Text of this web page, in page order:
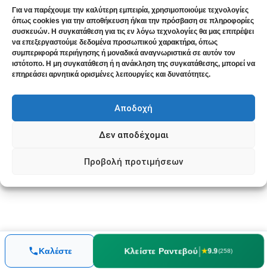
Για να παρέχουμε την καλύτερη εμπειρία, χρησιμοποιούμε τεχνολογίες
όπως cookies για την αποθήκευση ή/και την πρόσβαση σε πληροφορίες
συσκευών. Η συγκατάθεση για τις εν λόγω τεχνολογίες θα μας επιτρέψει
να επεξεργαστούμε δεδομένα προσωπικού χαρακτήρα, όπως
συμπεριφορά περιήγησης ή μοναδικά αναγνωριστικά σε αυτόν τον
ιστότοπο. Η μη συγκατάθεση ή η ανάκληση της συγκατάθεσης, μπορεί να
επηρεάσει αρνητικά ορισμένες λειτουργίες και δυνατότητες.
Αποδοχή
Δεν αποδέχομαι
Προβολή προτιμήσεων
Θεραπεία σας
Η απόφαση να αναζητήσετε βοήθεια είναι η
πιο σημαντική. Η διαδικασία για να κλείσετε το
ραντεβού σας είναιαπλή,διακριτικήκαι
γίνεται εύκολαμέσω της πλατφόρμας
Doctoranytime.
Δείτε Διαθεσιμότητα & Κλείστε
Για συνεδρίες στο ιατρείο ή online
Καλέστε Κλείστε Ραντεβού ★9.9(258)
Το Ομοιοπαθητικό Ιατρείο στον Νέο Κόσμο -